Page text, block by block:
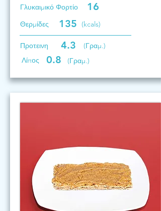
Γλυκαιμικό Φορτίο 16
Θερμίδες 135 (kcals)
Προτεινη 4.3
(Γραμ.)
Λίπος
0.8 (Γραμ.)